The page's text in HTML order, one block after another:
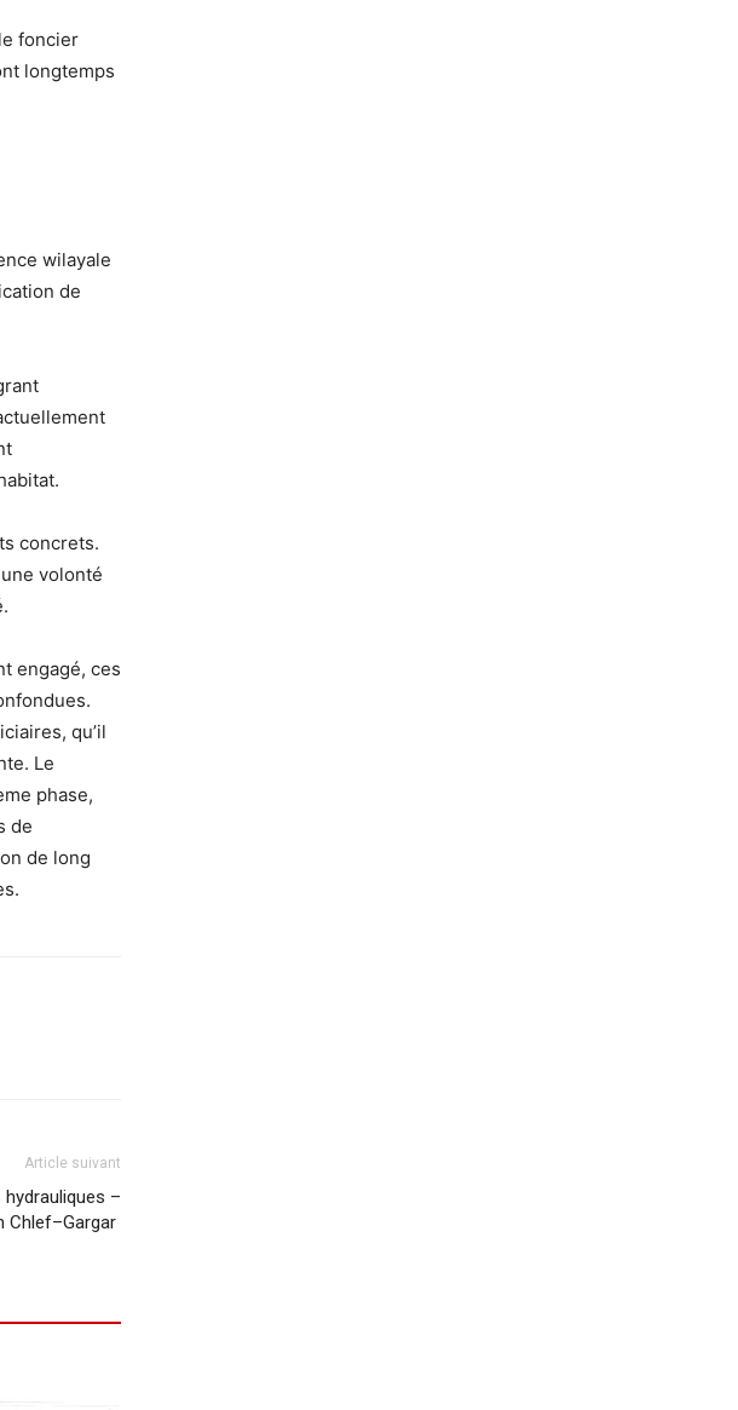
foncier
longtemps
wilayale
de
concrets.
volonté
engagé, ces
qu’il
Le
phase,
de
de long
Article suivant
–
Chlef–Gargar